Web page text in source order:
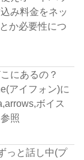
み料金をネッ
か必要性につ
にあるの？
アイフォン)に
ボイス
照
っと話し中(プ